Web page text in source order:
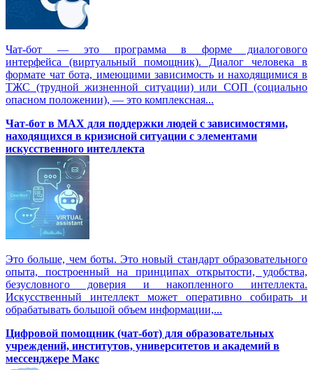
Чат-бот — это программа в форме диалогового
интерфейса (виртуальный помощник). Диалог человека в
формате чат бота, имеющими зависимость и находящимися в
ТЖС (трудной жизненной ситуации) или СОП (социально
опасном положении), — это комплексная...
Чат-бот в MAX для поддержки людей с зависимостями,
находящихся в кризисной ситуации с элементами
искусственного интеллекта
Это больше, чем боты. Это новый стандарт образовательного
опыта, построенный на принципах открытости, удобства,
безусловного доверия и накопленного интеллекта.
Искусственный интеллект может оперативно собирать и
обрабатывать большой объем информации,...
Цифровой помощник (чат-бот) для образовательных
учреждений, институтов, университетов и академий в
мессенджере Макс